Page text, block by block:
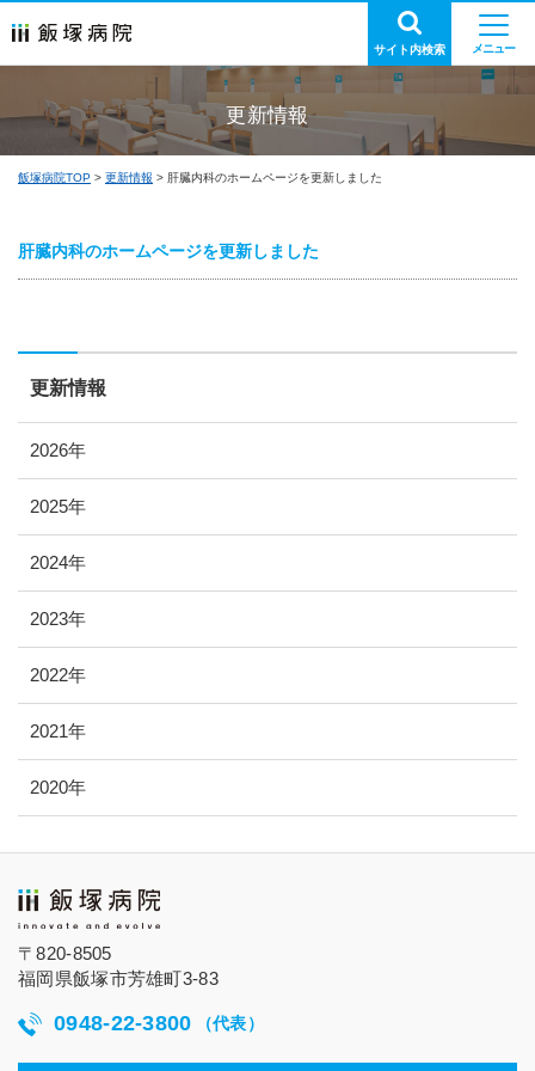
サイト内検索
更新情報
飯塚病院TOP 更新情報 肝臓内科のホームページを更新しました
肝臓内科のホームページを更新しました
更新情報
2026年
2025年
2024年
2023年
2022年
2021年
2020年
〒820-8505
福岡県飯塚市芳雄町3-83
0948-22-3800 （代表）